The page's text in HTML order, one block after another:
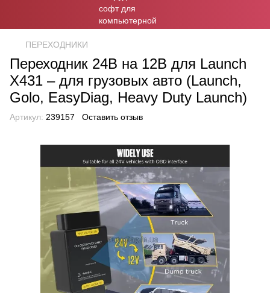
ПЕРЕХОДНИКИ
Переходник 24В на 12В для Launch
X431 – для грузовых авто (Launch,
Golo, EasyDiag, Heavy Duty Launch)
Артикул: 239157 Оставить отзыв